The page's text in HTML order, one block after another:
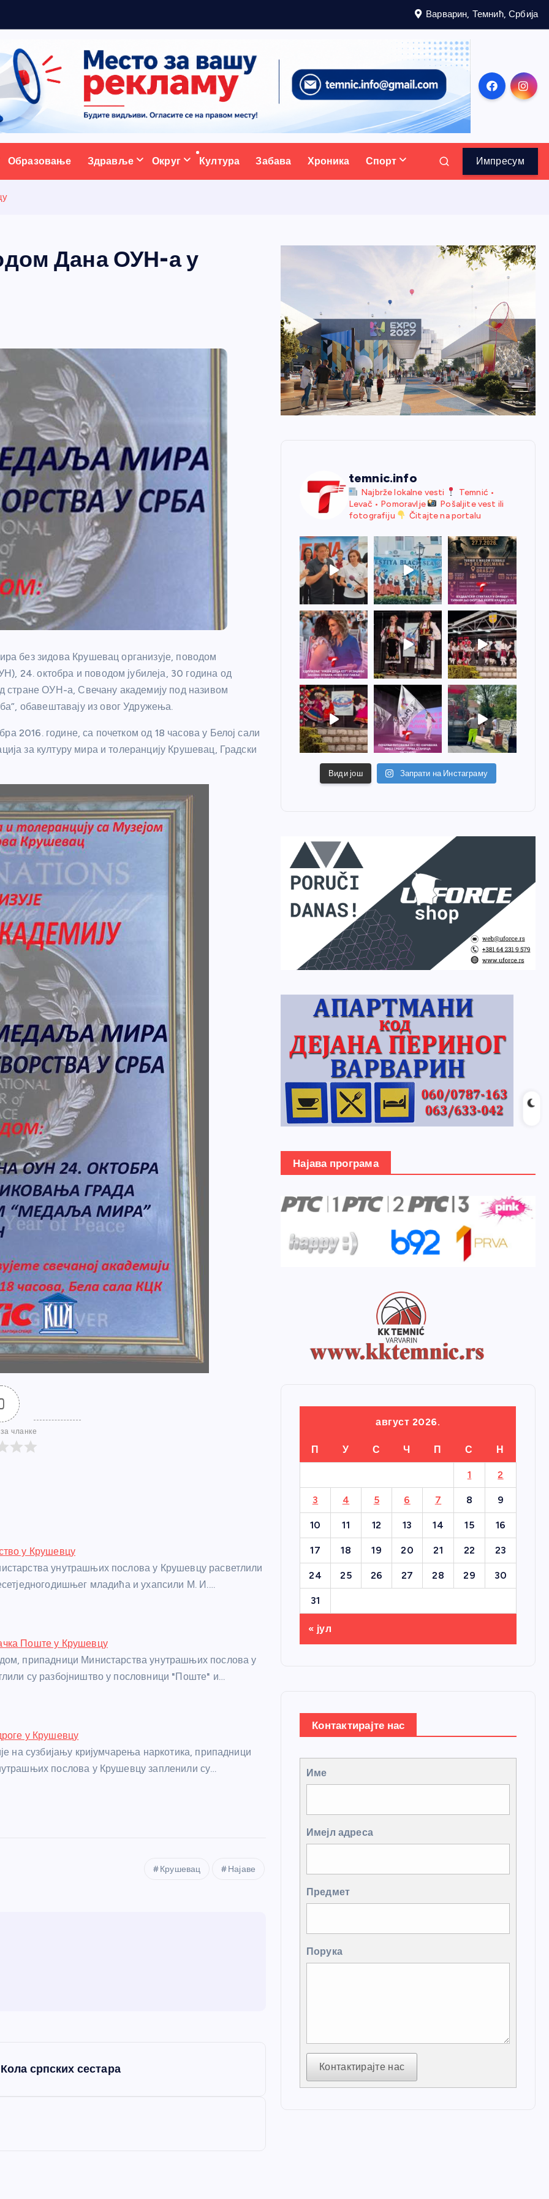
Варварин, Темнић, Србија
портал
Образовање Здравље Округ Култура Забава Хроника Спорт Импресум
Дана ОУН-а у
без зидова Крушевац организује, поводом
24. октобра и поводом јубилеја, 30 година од
ОУН-а, Свечану академију под називом
обавештавају из овог Удружења.
2016. године, са почетком од 18 часова у Белој сали
за културу мира и толеранцију Крушевац, Градски
чланке
у Крушевцу
унутрашњих послова у Крушевцу расветлили
младића и ухапсили М. И.…
Поште у Крушевцу
припадници Министарства унутрашњих послова у
су разбојништво у пословници "Поште" и…
у Крушевцу
на сузбијању кријумчарења наркотика, припадници
послова у Крушевцу запленили су…
Крушевац Најаве
српских сестара
temnic.info
Najbrže lokalne vesti
Temnić •
Levač • Pomoravlje
Pošaljite vest ili
fotografiju
Čitajte na portalu
Види још Запрати на Инстаграму
Најава програма
август 2026.
П У С Ч П С Н
1 2
3 4 5 6 7 8 9
10 11 12 13 14 15 16
17 18 19 20 21 22 23
24 25 26 27 28 29 30
31
« јул
Контактирајте нас
Име
Имејл адреса
Предмет
Порука
Контактирајте нас